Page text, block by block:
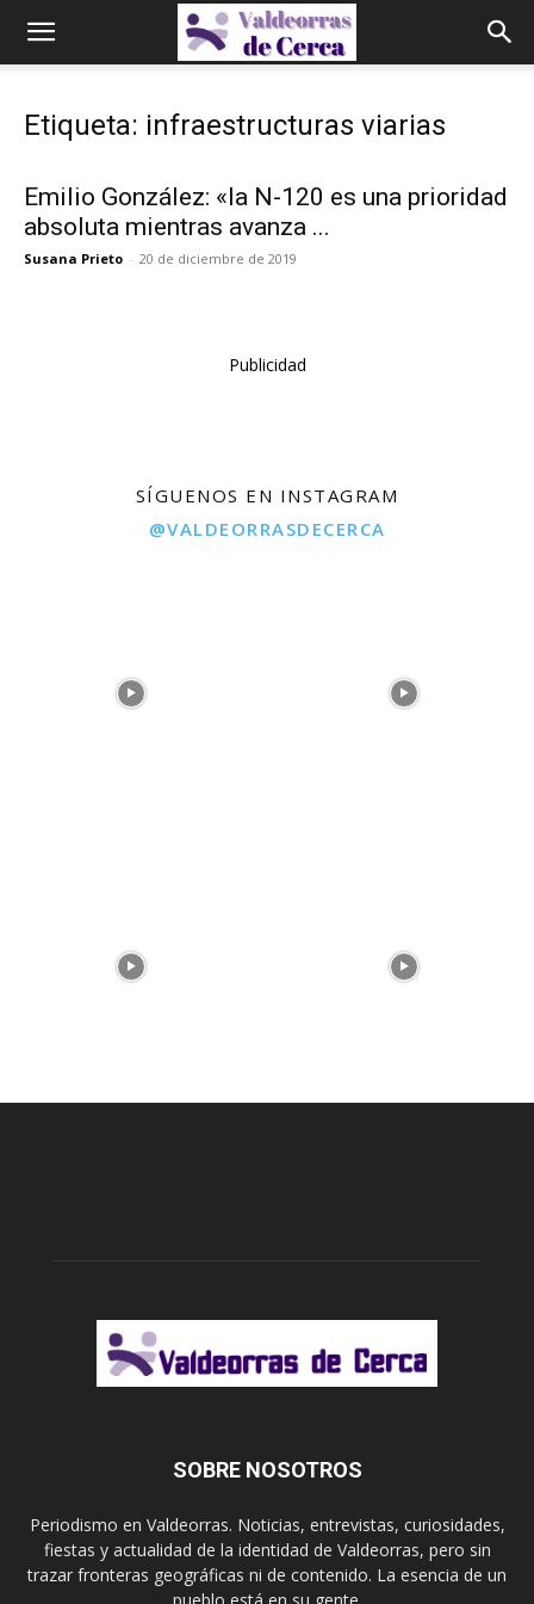
Etiqueta: infraestructuras viarias
Emilio González: «la N-120 es una prioridad
absoluta mientras avanza ...
Susana Prieto - 20 de diciembre de 2019
Publicidad
SÍGUENOS EN INSTAGRAM
@VALDEORRASDECERCA
SOBRE NOSOTROS
Periodismo en Valdeorras. Noticias, entrevistas, curiosidades,
fiestas y actualidad de la identidad de Valdeorras, pero sin
trazar fronteras geográficas ni de contenido. La esencia de un
pueblo está en su gente.